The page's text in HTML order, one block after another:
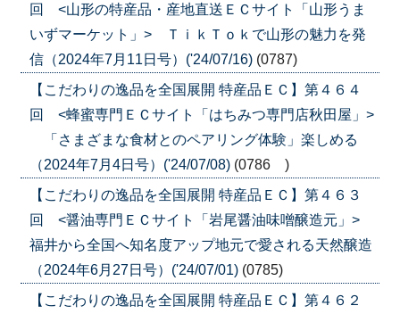
回 <山形の特産品・産地直送ＥＣサイト「山形うま
いずマーケット」> ＴｉｋＴｏｋで山形の魅力を発
信（2024年7月11日号）('24/07/16) (0787)
【こだわりの逸品を全国展開 特産品ＥＣ】第４６４
回 <蜂蜜専門ＥＣサイト「はちみつ専門店秋田屋」>
「さまざまな食材とのペアリング体験」楽しめる
（2024年7月4日号）('24/07/08) (0786 )
【こだわりの逸品を全国展開 特産品ＥＣ】第４６３
回 <醤油専門ＥＣサイト「岩尾醤油味噌醸造元」>
福井から全国へ知名度アップ地元で愛される天然醸造
（2024年6月27日号）('24/07/01) (0785)
【こだわりの逸品を全国展開 特産品ＥＣ】第４６２